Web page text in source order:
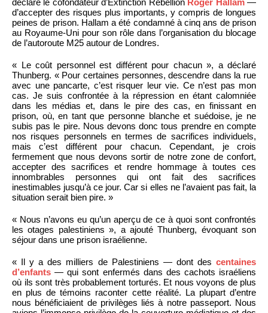
d’accepter des risques plus importants, y compris de longues
peines de prison. Hallam a été condamné à cinq ans de prison
au Royaume-Uni pour son rôle dans l’organisation du blocage
de l’autoroute M25 autour de Londres.
« Le coût personnel est différent pour chacun », a déclaré
Thunberg. « Pour certaines personnes, descendre dans la rue
avec une pancarte, c’est risquer leur vie. Ce n’est pas mon
cas. Je suis confrontée à la répression en étant calomniée
dans les médias et, dans le pire des cas, en finissant en
prison, où, en tant que personne blanche et suédoise, je ne
subis pas le pire. Nous devons donc tous prendre en compte
nos risques personnels en termes de sacrifices individuels,
mais c’est différent pour chacun. Cependant, je crois
fermement que nous devons sortir de notre zone de confort,
accepter des sacrifices et rendre hommage à toutes ces
innombrables personnes qui ont fait des sacrifices
inestimables jusqu’à ce jour. Car si elles ne l’avaient pas fait, la
situation serait bien pire. »
« Nous n’avons eu qu’un aperçu de ce à quoi sont confrontés
les otages palestiniens », a ajouté Thunberg, évoquant son
séjour dans une prison israélienne.
« Il y a des milliers de Palestiniens — dont des centaines
d’enfants — qui sont enfermés dans des cachots israéliens
où ils sont très probablement torturés. Et nous voyons de plus
en plus de témoins raconter cette réalité. La plupart d’entre
nous bénéficiaient de privilèges liés à notre passeport. Nous